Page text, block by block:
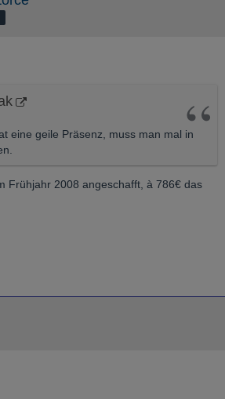
eine geile Präsenz, muss man mal in
Frühjahr 2008 angeschafft, à 786€ das